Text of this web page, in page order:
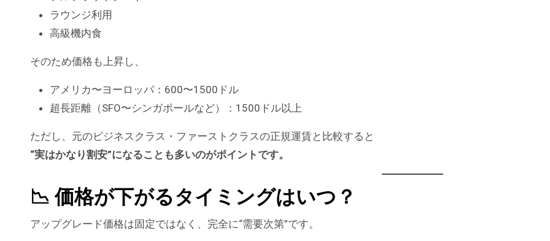
ラウンジ利用
高級機内食
そのため価格も上昇し、
アメリカ〜ヨーロッパ：600〜1500ドル
超長距離（SFO〜シンガポールなど）：1500ドル以上
ただし、元のビジネスクラス・ファーストクラスの正規運賃と比較すると
“実はかなり割安”になることも多いのがポイントです。
📉 価格が下がるタイミングはいつ？
アップグレード価格は固定ではなく、完全に“需要次第”です。